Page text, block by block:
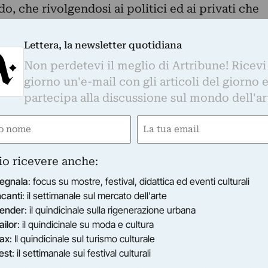
che rivolgendosi ai politici ed ai privati che
del quartiere, ha lanciato la sfida
un museo”. Egli è infatti l'iniziatore della
contemporanea Pietralata) che oltre 1.500
esporrà le sue opere presso l'Atelier Montez;
Banners, dipinti con tecnica mista 1,20 m di
Inoltre saranno messe in mostra anche
della ricerca artistica più recente del
il comitato municipale dei Ti.Pi. Attivi,
quartieri Tiburtino e Pietralata attraverso
sociale e la stessa petizione M.A.P.
Sottile, patrocinata dall'Assessorato alla
Roma, aprirà col Vernissage del 18 aprile
tra le varie personalità artistiche
Lettera, la newsletter quotidiana
Non perdetevi il meglio di Artribune! Ricevi
giorno un'e-mail con gli articoli del giorno e
partecipa alla discussione sul mondo
Email
ricevere anche:
: focus su mostre, festival, didattica ed eventi culturali
: il settimanale sul mercato dell'arte
: il quindicinale sulla rigenerazione urbana
: il quindicinale su moda e cultura
: Il quindicinale sul turismo culturale
: il settimanale sui festival culturali